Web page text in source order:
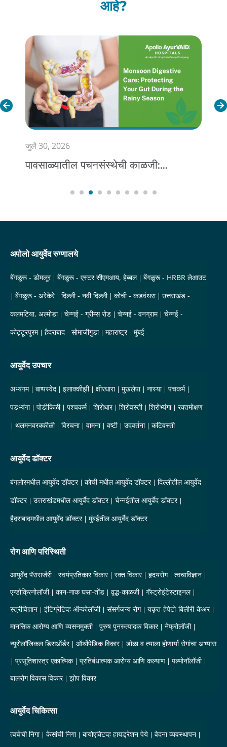
आहे?
जुलै 28, 2026
जागतिक हिपॅटायटीस दिन २०२६: चला
अपोलो आयुर्वेद रुग्णालये
बेंगळुरू - डोमलूर बेंगळुरू - एस्टर सीएमआय, हेब्बल
बेंगळुरू - HRBR लेआउट
बेंगळुरू - अरेकेरे
दिल्ली - नवी दिल्ली कोची - कडवंथरा
उत्तराखंड -
कलमटिया, अल्मोडा
चेन्नई - ग्रीम्स रोड चेन्नई - वनग्राम
चेन्नई -
कोट्टूरपुरम
हैदराबाद - सोमाजीगुडा महाराष्ट्र - मुंबई
आयुर्वेद उपचार
अभ्यंगम बाष्पस्वेद इलाक्कीझी क्षीरधारा मुखलेपा नास्या
पंचकर्म
पडभ्यंगा
पोडीकिळी पश्चकर्म शिरोधार शिरोवस्ती शिरोभ्यंगा
रक्तमोक्षण
थलमनवरक्कीळी
विरचना वामना वष्टी उदवर्तना कटिवस्ती
आयुर्वेद डॉक्टर
बंगलोरमधील आयुर्वेद डॉक्टर कोची मधील आयुर्वेद डॉक्टर
दिल्लीतील आयुर्वेद
डॉक्टर
उत्तराखंडमधील आयुर्वेद डॉक्टर
चेन्नईतील आयुर्वेद डॉक्टर
हैदराबादमधील आयुर्वेद डॉक्टर
मुंबईतील आयुर्वेद डॉक्टर
रोग आणि परिस्थिती
आयुर्वेद पॅरासर्जरी स्वयंप्रतिकार विकार रक्त विकार हृदयरोग
त्वचाविज्ञान
एन्डोक्रिनोलॉजी
कान-नाक घसा-तोंड वृद्ध-काळजी
गॅस्ट्रोइंटेस्टाइनल
स्त्रीविज्ञान
इंटिग्रेटिव्ह ऑन्कोलॉजी संसर्गजन्य रोग
यकृत-हेपेटो-बिलीरी-केअर
मानसिक आरोग्य आणि व्यसनमुक्ती
पुरुष पुनरुत्पादक विकार
नेफ्रोलॉजी
न्यूरोलॉजिकल डिसऑर्डर
ऑर्थोपेडिक विकार
डोळा व त्याला होणार्या रोगांचा अभ्यास
प्रसूतिशास्त्र एकात्मिक
प्रतिबंधात्मक आरोग्य आणि कल्याण
पल्मोनॉलॉजी
बालरोग विकास विकार
झोप विकार
आयुर्वेद चिकित्सा
त्वचेची निगा केसांची निगा बायोएक्टिव्ह हायड्रेशन पेये
वेदना व्यवस्थापन